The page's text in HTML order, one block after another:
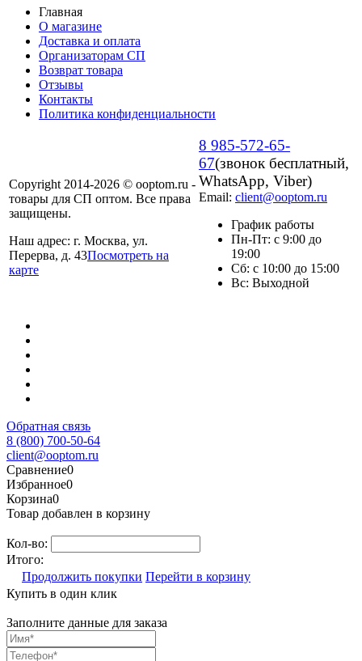
Главная
О магазине
Доставка и оплата
Организаторам СП
Возврат товара
Отзывы
Контакты
Политика конфиденциальности
Copyright 2014-2026 © ooptom.ru -
товары для СП оптом. Все права
защищены.
Наш адрес: г. Москва, ул.
Перерва, д. 43Посмотреть на
карте
8 985-572-65-
67(звонок бесплатный,
WhatsApp, Viber)
Email: client@ooptom.ru
График работы
Пн-Пт: с 9:00 до
19:00
Сб: с 10:00 до 15:00
Вс: Выходной
Обратная связь
8 (800) 700-50-64
client@ooptom.ru
Сравнение0
Избранное0
Корзина0
Товар добавлен в корзину
Кол-во:
Итого:
Продолжить покупки Перейти в корзину
Купить в один клик
Заполните данные для заказа